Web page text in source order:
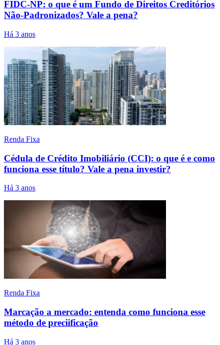
FIDC-NP: o que é um Fundo de Direitos Creditórios
Não-Padronizados? Vale a pena?
Há 3 anos
Renda Fixa
Cédula de Crédito Imobiliário (CCI): o que é e como
funciona esse título? Vale a pena investir?
Há 3 anos
Renda Fixa
Marcação a mercado: entenda como funciona esse
método de preciificação
Há 3 anos